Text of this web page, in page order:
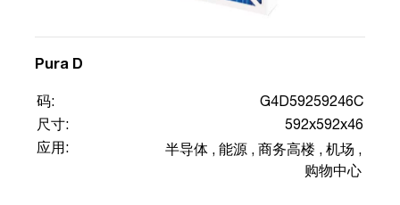
Pura D
码:
G4D59259246C
尺寸:
592x592x46
应用:
半导体 , 能源 , 商务高楼 , 机场 ,
购物中心